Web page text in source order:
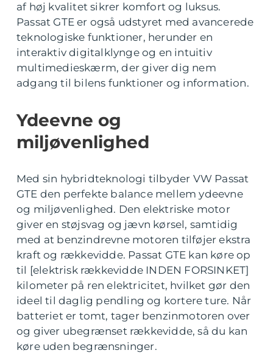
af høj kvalitet sikrer komfort og luksus.
Passat GTE er også udstyret med avancerede
teknologiske funktioner, herunder en
interaktiv digitalklynge og en intuitiv
multimedieskærm, der giver dig nem
adgang til bilens funktioner og information.
Ydeevne og
miljøvenlighed
Med sin hybridteknologi tilbyder VW Passat
GTE den perfekte balance mellem ydeevne
og miljøvenlighed. Den elektriske motor
giver en støjsvag og jævn kørsel, samtidig
med at benzindrevne motoren tilføjer ekstra
kraft og rækkevidde. Passat GTE kan køre op
til [elektrisk rækkevidde INDEN FORSINKET]
kilometer på ren elektricitet, hvilket gør den
ideel til daglig pendling og kortere ture. Når
batteriet er tomt, tager benzinmotoren over
og giver ubegrænset rækkevidde, så du kan
køre uden begrænsninger.